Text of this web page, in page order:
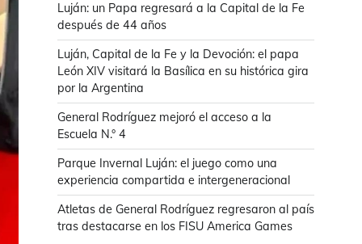
Luján: un Papa regresará a la Capital de la Fe
después de 44 años
Luján, Capital de la Fe y la Devoción: el papa
León XIV visitará la Basílica en su histórica gira
por la Argentina
General Rodríguez mejoró el acceso a la
Escuela N.° 4
Parque Invernal Luján: el juego como una
experiencia compartida e intergeneracional
Atletas de General Rodríguez regresaron al país
tras destacarse en los FISU America Games